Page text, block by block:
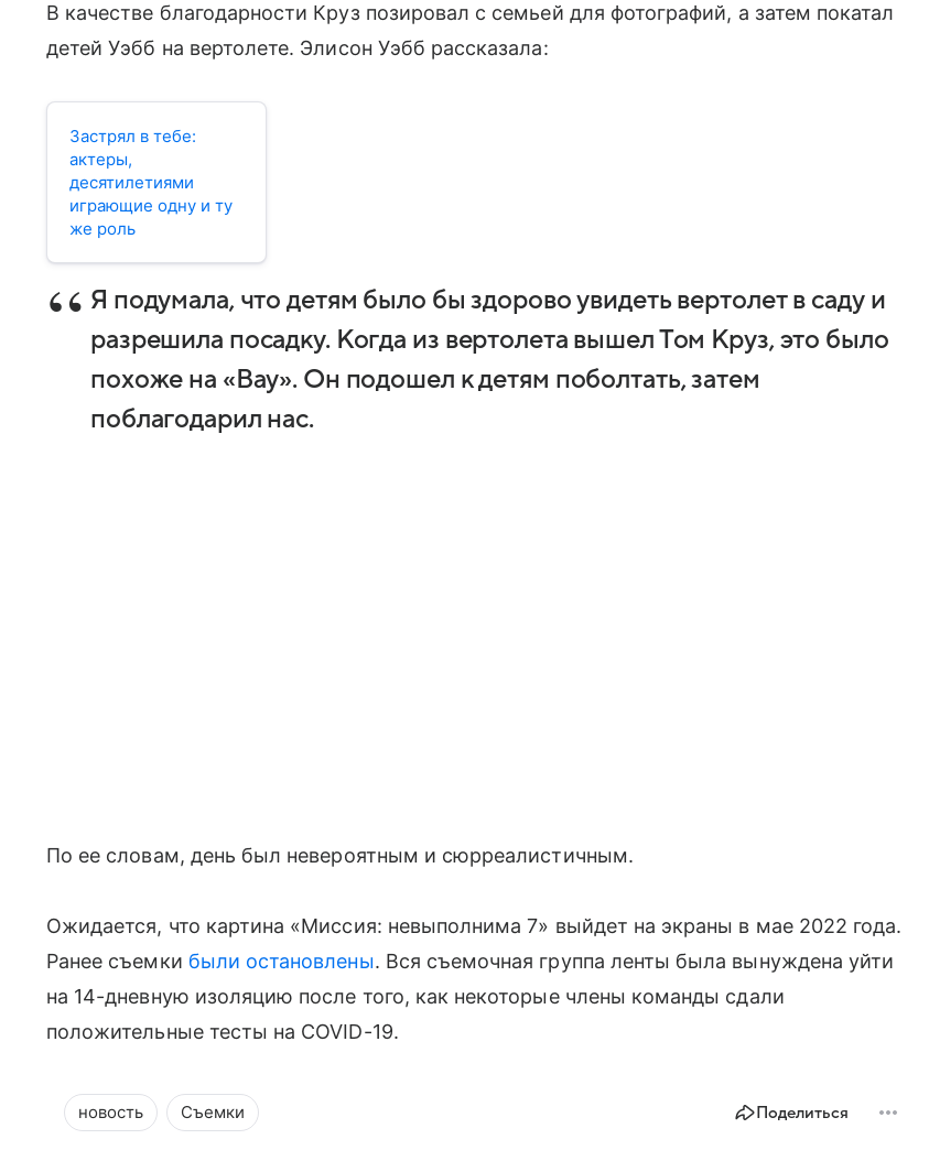
В качестве благодарности Круз позировал с семьей для фотографий, а затем покатал
детей Уэбб на вертолете. Элисон Уэбб рассказала:
Застрял в тебе:
актеры,
десятилетиями
играющие одну и ту
же роль
Я подумала, что детям было бы здорово увидеть вертолет в саду и
разрешила посадку. Когда из вертолета вышел Том Круз, это было
похоже на «Вау». Он подошел к детям поболтать, затем
поблагодарил нас.
По ее словам, день был невероятным и сюрреалистичным.
Ожидается, что картина «Миссия: невыполнима 7» выйдет на экраны в мае 2022 года.
Ранее съемки были остановлены. Вся съемочная группа ленты была вынуждена уйти
на 14-дневную изоляцию после того, как некоторые члены команды сдали
положительные тесты на COVID-19.
новость Съемки Поделиться